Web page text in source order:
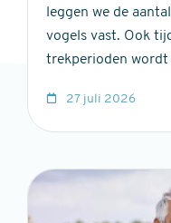
leggen we de
vogels vast. Ook
trekperioden wordt
27 juli 2026